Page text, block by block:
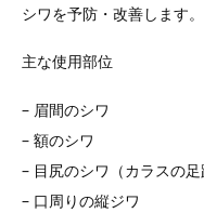
シワを予防・改善します。
主な使用部位
– 眉間のシワ
– 額のシワ
– 目尻のシワ（カラスの足
– 口周りの縦ジワ